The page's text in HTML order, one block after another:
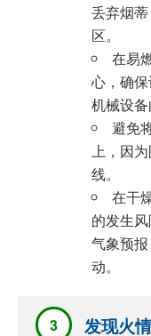
丢弃烟
区。
在易
心，确
机械设备
避免
上，因
线。
在干
的发生
气象预
动。
发现火